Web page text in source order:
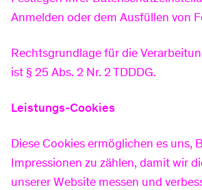
Anmelden oder dem Ausfüllen von
Rechtsgrundlage für die
ist § 25 Abs. 2 Nr. 2 TDDDG.
Leistungs-Cookies
Diese Cookies ermöglichen es uns,
Impressionen zu zählen, damit wir
unserer Website messen und